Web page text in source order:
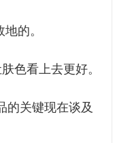
的。
色看上去更好。
的关键现在谈及